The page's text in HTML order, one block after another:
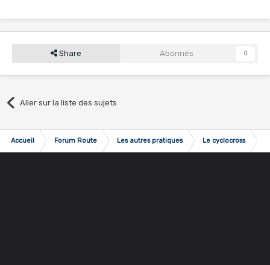
Share Abonnés 0
Aller sur la liste des sujets
Accueil Forum Route Les autres pratiques Le cyclocross